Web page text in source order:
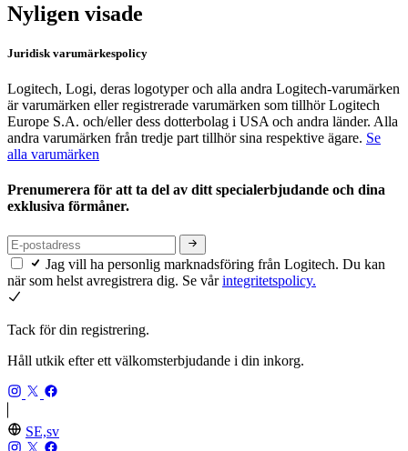
Nyligen visade
Juridisk varumärkespolicy
Logitech, Logi, deras logotyper och alla andra Logitech-varumärken
är varumärken eller registrerade varumärken som tillhör Logitech
Europe S.A. och/eller dess dotterbolag i USA och andra länder. Alla
andra varumärken från tredje part tillhör sina respektive ägare. Se
alla varumärken
Prenumerera för att ta del av ditt specialerbjudande och dina
exklusiva förmåner.
Jag vill ha personlig marknadsföring från Logitech. Du kan
när som helst avregistrera dig. Se vårintegritetspolicy.
Tack för din registrering.
Håll utkik efter ett välkomsterbjudande i din inkorg.
SE,sv